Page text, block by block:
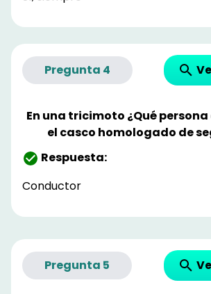
Pregunta 4
En una tricimoto ¿Qué
el casco homologado de
Respuesta:
Conductor
Pregunta 5